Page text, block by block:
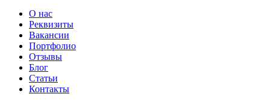
О нас
Реквизиты
Вакансии
Портфолио
Отзывы
Блог
Статьи
Контакты